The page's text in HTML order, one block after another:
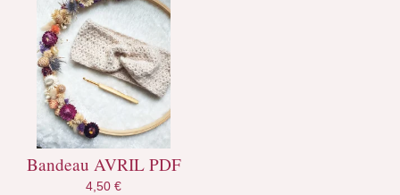
Bandeau AVRIL PDF
4,50 €